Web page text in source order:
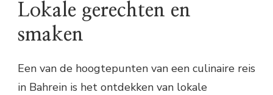
Lokale gerechten en
smaken
Een van de hoogtepunten van een culinaire reis
in Bahrein is het ontdekken van lokale